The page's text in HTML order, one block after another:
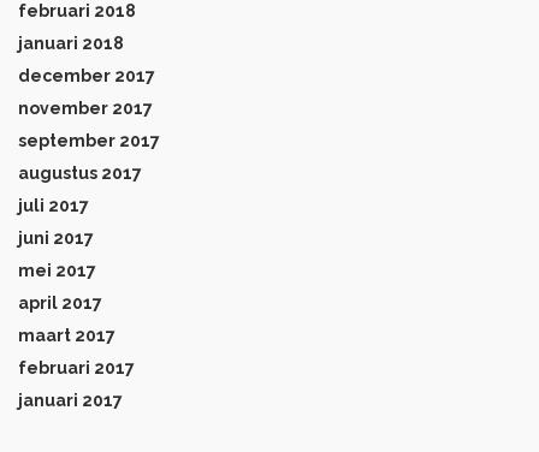
februari 2018
januari 2018
december 2017
november 2017
september 2017
augustus 2017
juli 2017
juni 2017
mei 2017
april 2017
maart 2017
februari 2017
januari 2017